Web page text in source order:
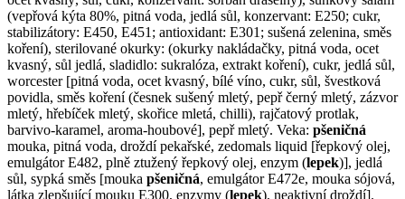
(vepřová kýta 80%, pitná voda, jedlá sůl, konzervant: E250; cukr,
stabilizátory: E450, E451; antioxidant: E301; sušená zelenina, směs
koření), sterilované okurky: (okurky nakládačky, pitná voda, ocet
kvasný, sůl jedlá, sladidlo: sukralóza, extrakt koření), cukr, jedlá sůl,
worcester [pitná voda, ocet kvasný, bílé víno, cukr, sůl, švestková
povidla, směs koření (česnek sušený mletý, pepř černý mletý, zázvor
mletý, hřebíček mletý, skořice mletá, chilli), rajčatový protlak,
barvivo-karamel, aroma-houbové], pepř mletý. Veka: pšeničná
mouka, pitná voda, droždí pekařské, zedomals liquid [řepkový olej,
emulgátor E482, plně ztužený řepkový olej, enzym (lepek)], jedlá
sůl, sypká směs [mouka pšeničná, emulgátor E472e, mouka sójová,
látka zlepšující mouku E300, enzymy (lepek), neaktivní droždí].